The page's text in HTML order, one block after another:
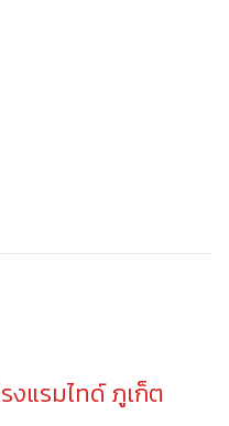
งแรมไทด์ ภูเก็ต